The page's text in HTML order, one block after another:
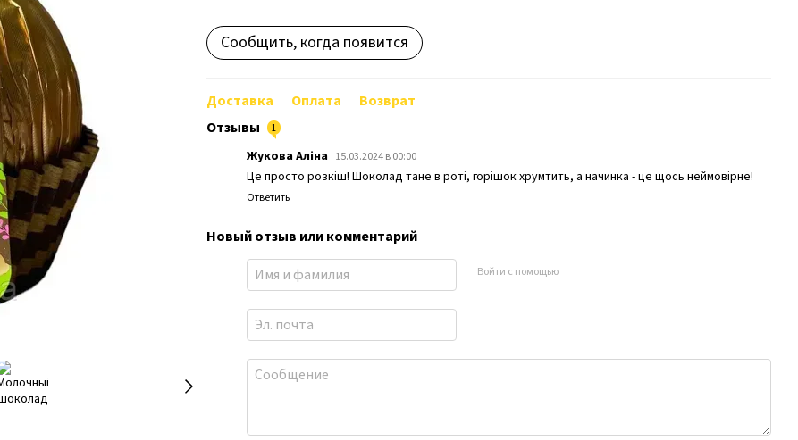
Сообщить, когда появится
Доставка Оплата
Возврат
Отзывы
1
Жукова Аліна 15.03.2024 в 00:00
Це просто розкіш! Шоколад тане в роті, горішок хрумтить, а начинка - це щось неймовірне!
Ответить
Новый отзыв или комментарий
Войти с помощью